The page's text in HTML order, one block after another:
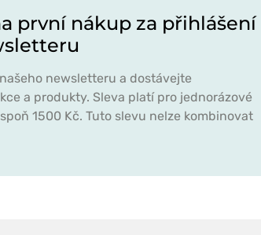
první nákup za přihlášení
newsletteru a dostávejte
a produkty. Sleva platí pro jednorázové
1500 Kč. Tuto slevu nelze kombinovat